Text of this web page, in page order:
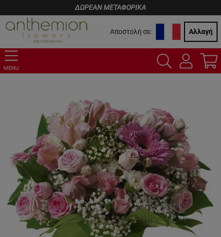
ΔΩΡΕΑΝ ΜΕΤΑΦΟΡΙΚΑ
Αποστολή σε: Αλλαγή
MENU